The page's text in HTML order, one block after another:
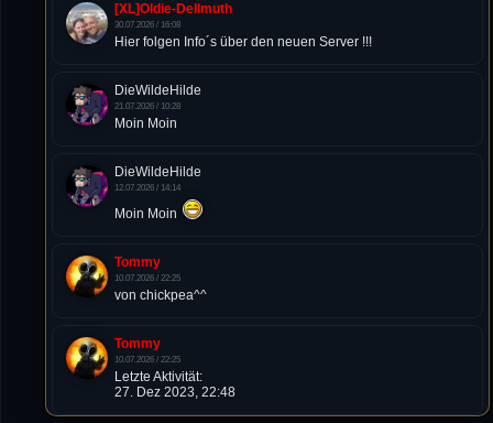
[XL]Oldie-Dellmuth
30.07.2026 / 16:08
Hier folgen Info´s über den neuen Server !!!
DieWildeHilde
21.07.2026 / 10:28
Moin Moin
DieWildeHilde
12.07.2026 / 14:14
Moin Moin
Tommy
10.07.2026 / 22:25
von chickpea^^
Tommy
10.07.2026 / 22:25
Letzte Aktivität:
27. Dez 2023, 22:48